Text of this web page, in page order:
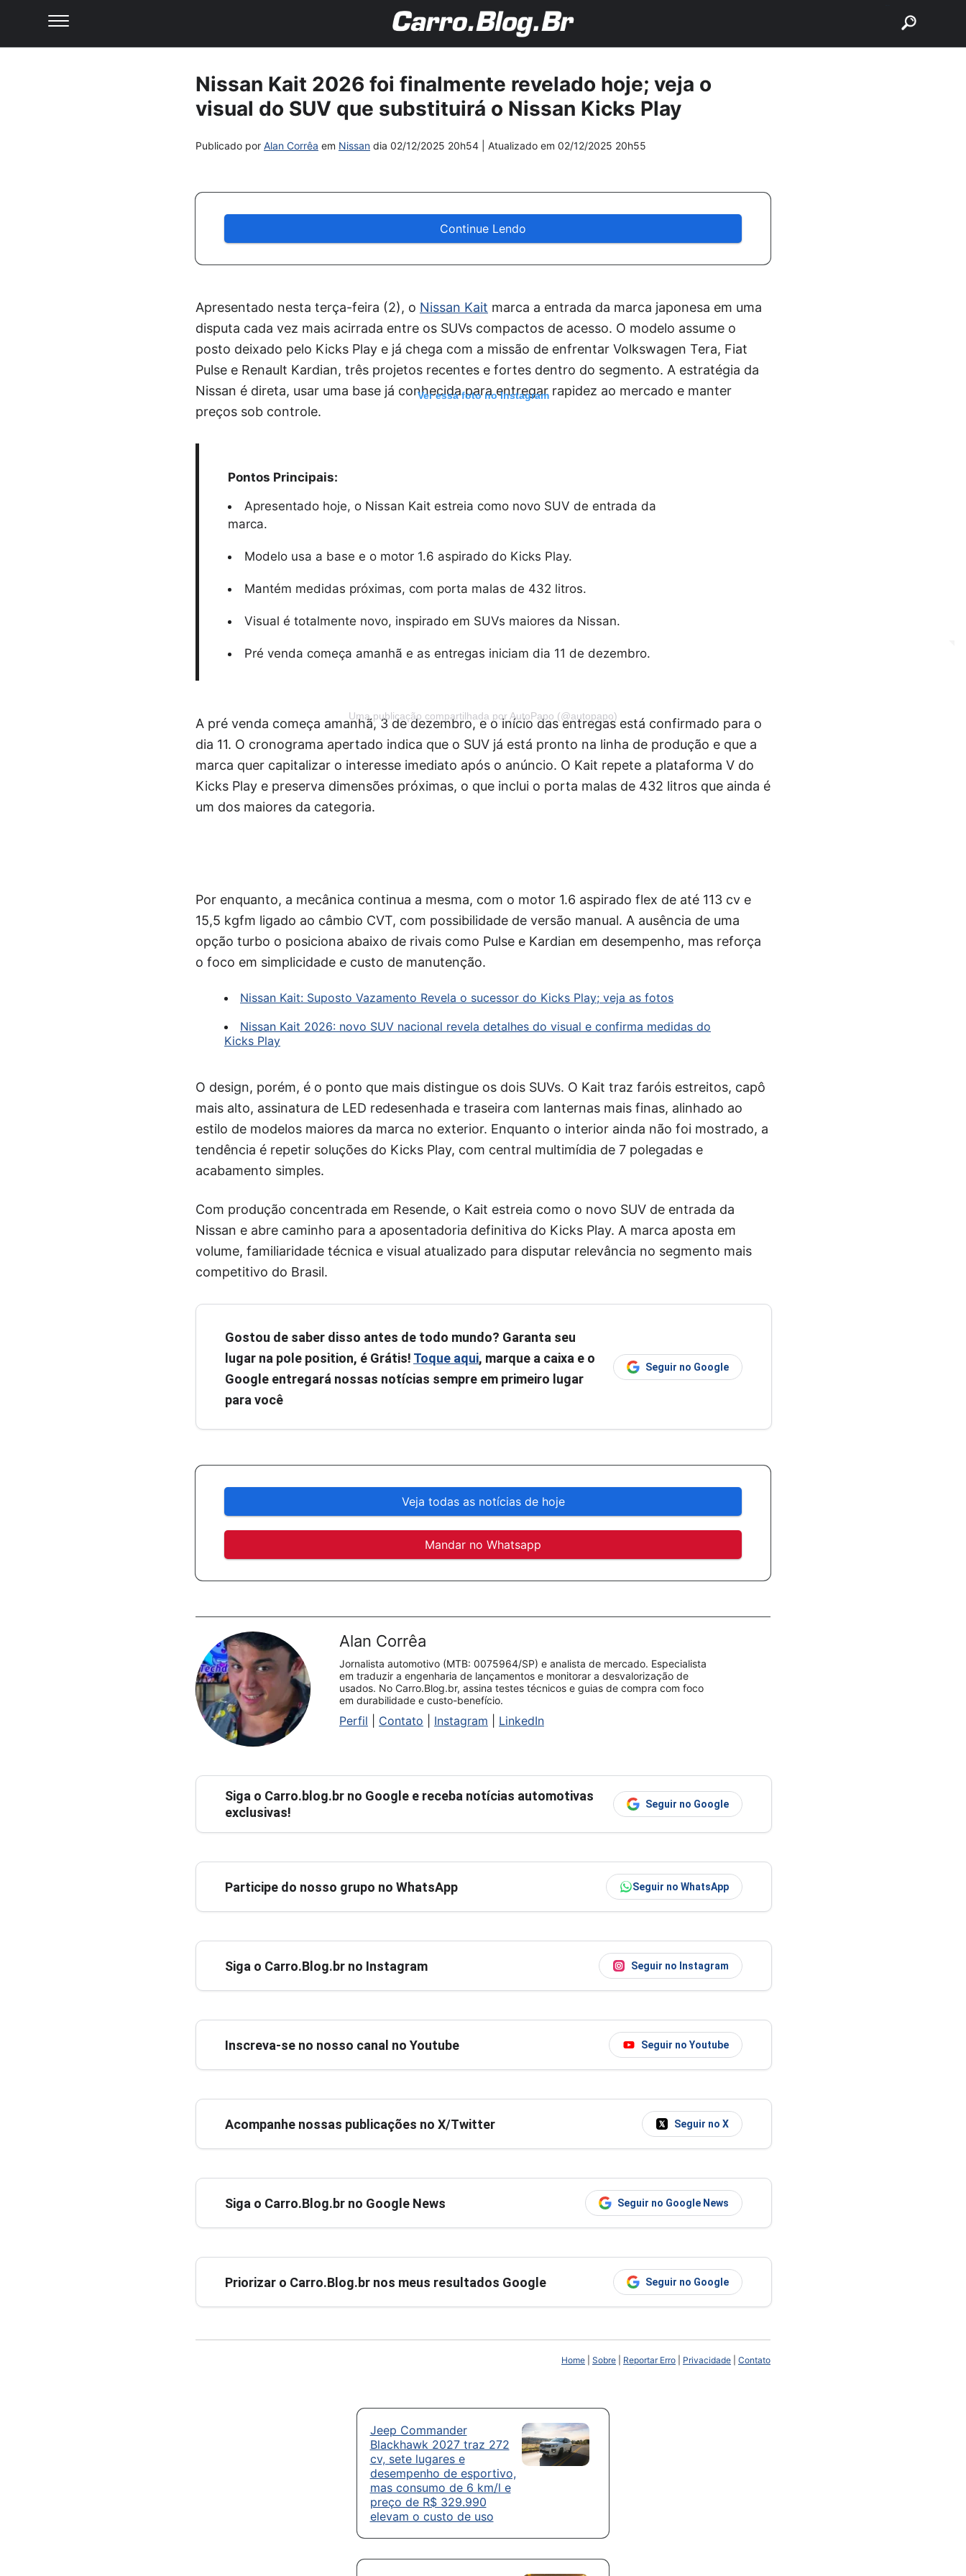
Nissan Kait 2026 foi finalmente revelado hoje; veja o
visual do SUV que substituirá o Nissan Kicks Play
Publicado por Alan Corrêa em Nissan dia 02/12/2025 20h54 | Atualizado em 02/12/2025 20h55
Continue Lendo
Apresentado nesta terça-feira (2), o Nissan Kait marca a entrada da marca japonesa em uma
disputa cada vez mais acirrada entre os SUVs compactos de acesso. O modelo assume o
posto deixado pelo Kicks Play e já chega com a missão de enfrentar Volkswagen Tera, Fiat
Pulse e Renault Kardian, três projetos recentes e fortes dentro do segmento. A estratégia da
Nissan é direta, usar uma base já conhecida para entregar rapidez ao mercado e manter
preços sob controle.
Pontos Principais:
Apresentado hoje, o Nissan Kait estreia como novo SUV de entrada da
marca.
Modelo usa a base e o motor 1.6 aspirado do Kicks Play.
Mantém medidas próximas, com porta malas de 432 litros.
Visual é totalmente novo, inspirado em SUVs maiores da Nissan.
Pré venda começa amanhã e as entregas iniciam dia 11 de dezembro.
A pré venda começa amanhã, 3 de dezembro, e o início das entregas está confirmado para o
dia 11. O cronograma apertado indica que o SUV já está pronto na linha de produção e que a
marca quer capitalizar o interesse imediato após o anúncio. O Kait repete a plataforma V do
Kicks Play e preserva dimensões próximas, o que inclui o porta malas de 432 litros que ainda é
um dos maiores da categoria.
Ver essa foto no Instagram
Uma publicação compartilhada por AutoPapo (@autopapo)
Por enquanto, a mecânica continua a mesma, com o motor 1.6 aspirado flex de até 113 cv e
15,5 kgfm ligado ao câmbio CVT, com possibilidade de versão manual. A ausência de uma
opção turbo o posiciona abaixo de rivais como Pulse e Kardian em desempenho, mas reforça
o foco em simplicidade e custo de manutenção.
Nissan Kait: Suposto Vazamento Revela o sucessor do Kicks Play; veja as fotos
Nissan Kait 2026: novo SUV nacional revela detalhes do visual e confirma medidas do
Kicks Play
O design, porém, é o ponto que mais distingue os dois SUVs. O Kait traz faróis estreitos, capô
mais alto, assinatura de LED redesenhada e traseira com lanternas mais finas, alinhado ao
estilo de modelos maiores da marca no exterior. Enquanto o interior ainda não foi mostrado, a
tendência é repetir soluções do Kicks Play, com central multimídia de 7 polegadas e
acabamento simples.
Com produção concentrada em Resende, o Kait estreia como o novo SUV de entrada da
Nissan e abre caminho para a aposentadoria definitiva do Kicks Play. A marca aposta em
volume, familiaridade técnica e visual atualizado para disputar relevância no segmento mais
competitivo do Brasil.
Gostou de saber disso antes de todo mundo? Garanta seu
lugar na pole position, é Grátis! Toque aqui, marque a caixa e o
Google entregará nossas notícias sempre em primeiro lugar
para você
Seguir no Google
Veja todas as notícias de hoje
Mandar no Whatsapp
Alan Corrêa
Jornalista automotivo (MTB: 0075964/SP) e analista de mercado. Especialista
em traduzir a engenharia de lançamentos e monitorar a desvalorização de
usados. No Carro.Blog.br, assina testes técnicos e guias de compra com foco
em durabilidade e custo-benefício.
Perfil Contato Instagram LinkedIn
Siga o Carro.blog.br no Google e receba notícias automotivas
exclusivas!
Seguir no Google
Participe do nosso grupo no WhatsApp Seguir no WhatsApp
Siga o Carro.Blog.br no Instagram Seguir no Instagram
Inscreva-se no nosso canal no Youtube Seguir no Youtube
Acompanhe nossas publicações no X/Twitter Seguir no X
Siga o Carro.Blog.br no Google News Seguir no Google News
Priorizar o Carro.Blog.br nos meus resultados Google Seguir no Google
Home Sobre Reportar Erro Privacidade Contato
Jeep Commander
Blackhawk 2027 traz 272
cv, sete lugares e
desempenho de esportivo,
mas consumo de 6 km/l e
preço de R$ 329.990
elevam o custo de uso